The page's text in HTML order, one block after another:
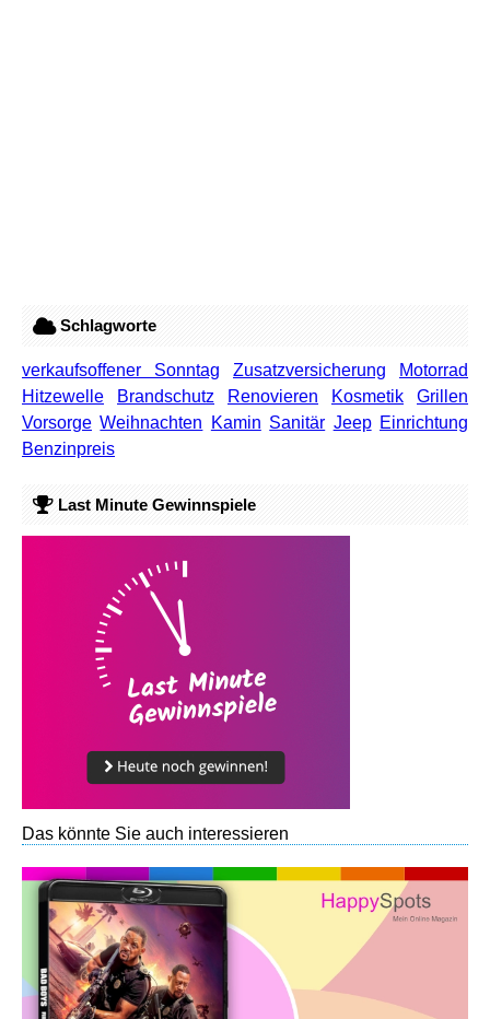
Schlagworte
verkaufsoffener Sonntag Zusatzversicherung
Motorrad
Hitzewelle
Brandschutz Renovieren Kosmetik
Grillen
Vorsorge Weihnachten Kamin Sanitär Jeep Einrichtung
Benzinpreis
Last Minute Gewinnspiele
Das könnte Sie auch interessieren